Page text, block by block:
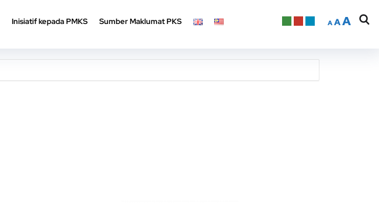
Inisiatif kepada PMKS Sumber Maklumat PKS A AA